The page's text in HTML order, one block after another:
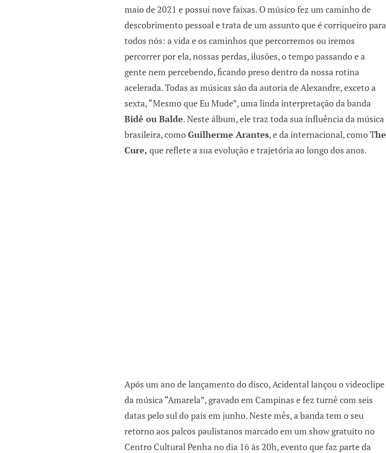
maio de 2021 e possui nove faixas. O músico fez um caminho de
descobrimento pessoal e trata de um assunto que é corriqueiro para
todos nós: a vida e os caminhos que percorremos ou iremos
percorrer por ela, nossas perdas, ilusões, o tempo passando e a
gente nem percebendo, ficando preso dentro da nossa rotina
acelerada. Todas as músicas são da autoria de Alexandre, exceto a
sexta, “Mesmo que Eu Mude”, uma linda interpretação da banda
Bidê ou Balde. Neste álbum, ele traz toda sua influência da música
brasileira, comoGuilherme Arantes, e da internacional, como The
Cure, que reflete a sua evolução e trajetória ao longo dos anos.
Após um ano de lançamento do disco, Acidental lançou o videoclipe
da música “Amarela”, gravado em Campinas e fez turnê com seis
datas pelo sul do país em junho. Neste mês, a banda tem o seu
retorno aos palcos paulistanos marcado em um show gratuito no
Centro Cultural Penha no dia 16 às 20h, evento que faz parte da